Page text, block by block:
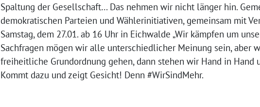
Spaltung der Gesellschaft… Das nehmen wir nicht länger hin.
demokratischen Parteien und Wählerinitiativen, gemeinsam mit
Samstag, dem 27.01. ab 16 Uhr in Eichwalde „Wir kämpfen um
Sachfragen mögen wir alle unterschiedlicher Meinung sein, aber
freiheitliche Grundordnung gehen, dann stehen wir Hand in Hand
Kommt dazu und zeigt Gesicht! Denn #WirSindMehr.